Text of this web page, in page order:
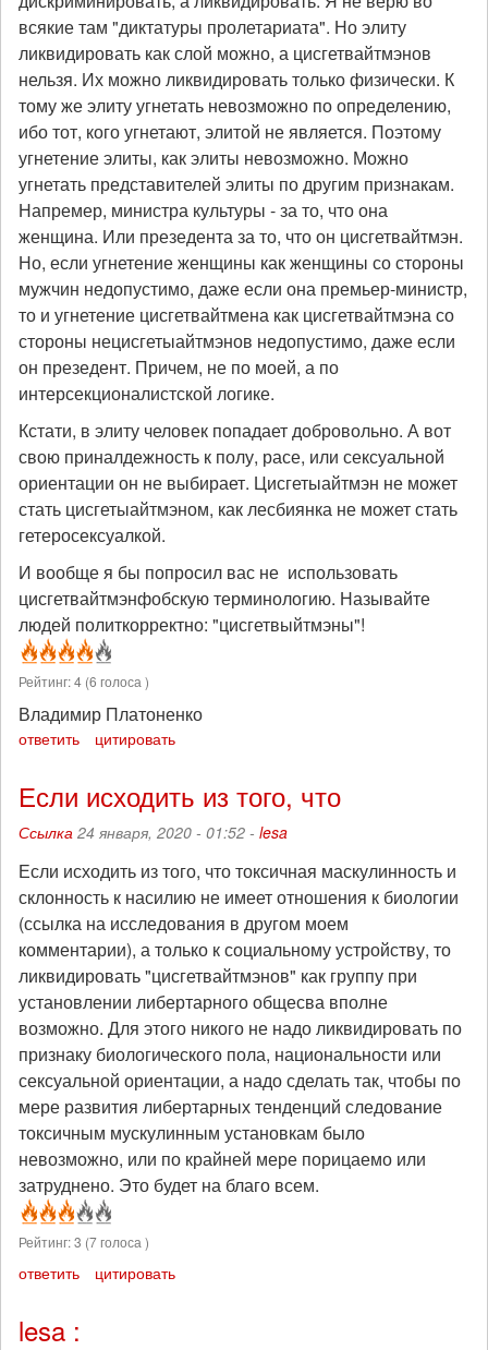
всякие там "диктатуры пролетариата". Но элиту
ликвидировать как слой можно, а цисгетвайтмэнов
нельзя. Их можно ликвидировать только физически. К
тому же элиту угнетать невозможно по определению,
ибо тот, кого угнетают, элитой не является. Поэтому
угнетение элиты, как элиты невозможно. Можно
угнетать представителей элиты по другим признакам.
Напремер, министра культуры - за то, что она
женщина. Или презедента за то, что он цисгетвайтмэн.
Но, если угнетение женщины как женщины со стороны
мужчин недопустимо, даже если она премьер-министр,
то и угнетение цисгетвайтмена как цисгетвайтмэна со
стороны нецисгетыайтмэнов недопустимо, даже если
он презедент. Причем, не по моей, а по
интерсекционалистской логике.
Кстати, в элиту человек попадает добровольно. А вот
свою приналдежность к полу, расе, или сексуальной
ориентации он не выбирает. Цисгетыайтмэн не может
стать цисгетыайтмэном, как лесбиянка не может стать
гетеросексуалкой.
И вообще я бы попросил вас не использовать
цисгетвайтмэнфобскую терминологию. Называйте
людей политкорректно: "цисгетвыйтмэны"!
Рейтинг:4 (6 голоса )
Владимир Платоненко
ответить цитировать
Если исходить из того, что
Ссылка 24 января, 2020 - 01:52 - lesa
Если исходить из того, что токсичная маскулинность и
склонность к насилию не имеет отношения к биологии
(ссылка на исследования в другом моем
комментарии), а только к социальному устройству, то
ликвидировать "цисгетвайтмэнов" как группу при
установлении либертарного общесва вполне
возможно. Для этого никого не надо ликвидировать по
признаку биологического пола, национальности или
сексуальной ориентации, а надо сделать так, чтобы по
мере развития либертарных тенденций следование
токсичным мускулинным установкам было
невозможно, или по крайней мере порицаемо или
затруднено. Это будет на благо всем.
Рейтинг:3 (7голоса )
ответить цитировать
lesa :